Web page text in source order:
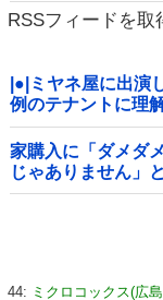
RSSフィードを取
|●|ミヤネ屋に出演
例のテナントに理
家購入に「ダメダ
じゃありません」
〇〇を口にして最
44: ミクロコックス(広